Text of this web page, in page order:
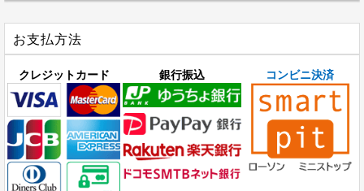
お支払方法
クレジットカード 銀行振込 コンビニ決済